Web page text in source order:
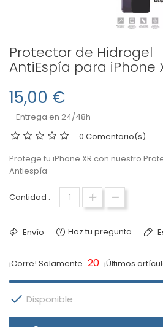
Protector de Hidrogel
AntiEspía para iPhone
15,00 €
Entrega en 24/48h
0 Comentario(s)
Protege tu iPhone XR con nuestro
Antiespía
Cantidad :
Envío Haz tu pregunta
¡Corre! Solamente 20 ¡Últimos
 Disponible